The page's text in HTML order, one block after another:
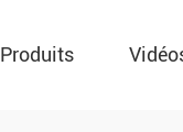
Produits